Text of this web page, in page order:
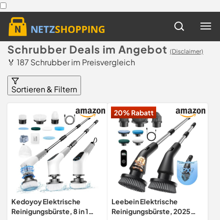
Schrubber Deals im Angebot (Disclaimer)
🏅 187 Schrubber im Preisvergleich
Sortieren & Filtern
Kedoyoy Elektrische
Reinigungsbürste, 8 in 1
20% Rabatt
Leebein Elektrische
Reinigungsbürste, 2025